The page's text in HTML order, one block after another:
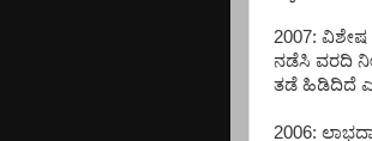
2007:
ನಡೆಸಿ ವರದಿ
ತಡೆ ಹಿಡಿದಿದೆ
2006: